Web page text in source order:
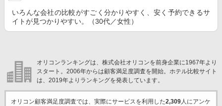
いろんな会社の比較がすごく分かりやすく、安く予約できるサ
イトが見つかりやすい。（30代／女性）
オリコンランキングは、株式会社オリコンを前身企業に1967年より
スタート。2006年からは顧客満足度調査を開始。ホテル比較サイト
は、2019年よりランキングを発表しています。
オリコン顧客満足度調査では、実際にサービスを利用した2,309人にアンケ